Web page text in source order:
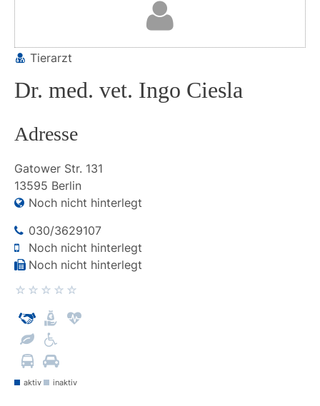
Tierarzt
Dr. med. vet. Ingo Ciesla
Adresse
Gatower Str. 131
13595 Berlin
Noch nicht hinterlegt
030/3629107
Noch nicht hinterlegt
Noch nicht hinterlegt
aktiv inaktiv